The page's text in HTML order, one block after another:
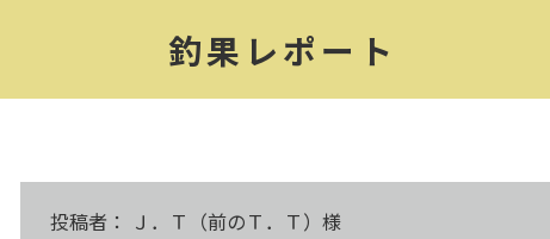
釣果レポート
投稿者： Ｊ．Ｔ（前のＴ．Ｔ）様